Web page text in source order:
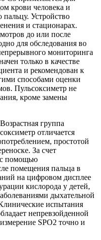
крови человека и
Устройство
и стационарах.
до или после
для обследования во
мониторинга
только в качестве
и рекомендован к
способами оценки
Пульсоксиметр не
кроме замены
группа
отличается
простотой
За счет
помощью
помещения пальца в
на цифровом дисплее
кислорода у детей,
дыхательной
испытания
непревзойденной
SPO2 точно и